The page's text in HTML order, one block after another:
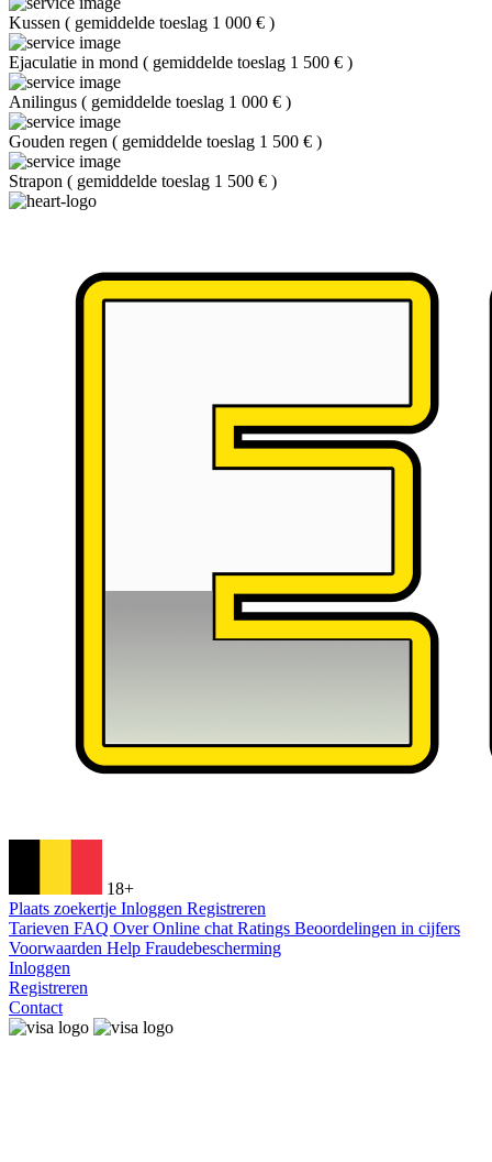
Kussen ( gemiddelde toeslag 1 000 € )
Ejaculatie in mond ( gemiddelde toeslag 1 500 € )
Anilingus ( gemiddelde toeslag 1 000 € )
Gouden regen ( gemiddelde toeslag 1 500 € )
Strapon ( gemiddelde toeslag 1 500 € )
18+
Plaats zoekertje Inloggen Registreren
Tarieven FAQ OverOnline chat Ratings Beoordelingen in cijfers
Voorwaarden Help Fraudebescherming
Inloggen
Registreren
Contact